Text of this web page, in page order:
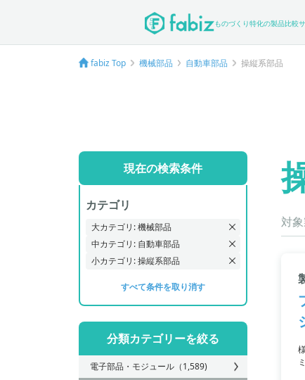
ものづくり特化の製品比較
fabiz Top 機械部品 自動車部品 操縦系部品
現在の検索条件
カテゴリ
大カテゴリ: 機械部品
中カテゴリ: 自動車部品
小カテゴリ: 操縦系部品
すべて条件を取り消す
分類カテゴリーを絞る
電子部品・モジュール （1,589)
対